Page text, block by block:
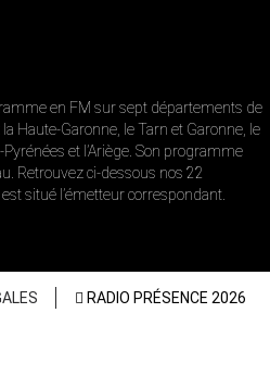
en FM sur sept départements de
Haute-Garonne, le Tarn et Garonne, le
Pyrénées et l’Ariège. Son programme
Retrouvez ci-dessous nos 22
situé l’émetteur correspondant.
RADIO PRÉSENCE 2026